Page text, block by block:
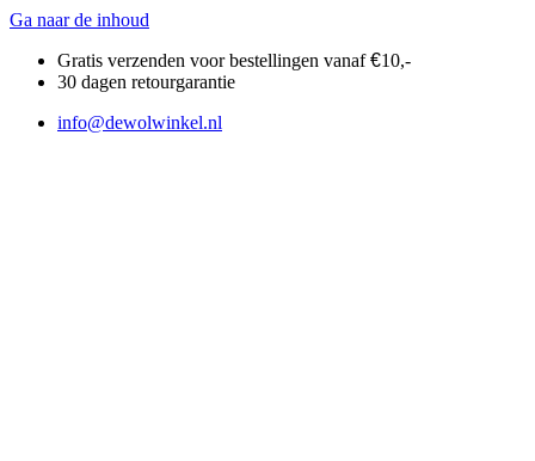
Ga naar de inhoud
Gratis verzenden voor bestellingen vanaf€10,-
30 dagen retourgarantie
info@dewolwinkel.nl